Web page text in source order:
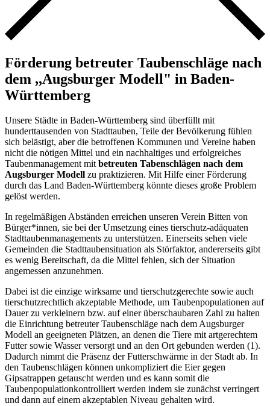
Förderung betreuter Taubenschläge nach
dem ,,Augsburger Modell" in Baden-
Württemberg
Unsere Städte in Baden-Württemberg sind überfüllt mit
hunderttausenden von Stadttauben, Teile der Bevölkerung fühlen
sich belästigt, aber die betroffenen Kommunen und Vereine haben
nicht die nötigen Mittel und ein nachhaltiges und erfolgreiches
Taubenmanagement mitbetreuten Tabenschlägen nach dem
Augsburger Modell zu praktizieren. Mit Hilfe einer Förderung
durch das Land Baden-Württemberg könnte dieses große Problem
gelöst werden.
In regelmäßigen Abständen erreichen unseren Verein Bitten von
Bürger*innen, sie bei der Umsetzung eines tierschutz-adäquaten
Stadttaubenmanagements zu unterstützen. Einerseits sehen viele
Gemeinden die Stadttaubensituation als Störfaktor, andererseits gibt
es wenig Bereitschaft, da die Mittel fehlen, sich der Situation
angemessen anzunehmen.
Dabei ist die einzige wirksame und tierschutzgerechte sowie auch
tierschutzrechtlich akzeptable Methode, um Taubenpopulationen auf
Dauer zu verkleinern bzw. auf einer überschaubaren Zahl zu halten
die Einrichtung betreuter Taubenschläge nach dem Augsburger
Modell an geeigneten Plätzen, an denen die Tiere mit artgerechtem
Futter sowie Wasser versorgt und an den Ort gebunden werden (1).
Dadurch nimmt die Präsenz der Futterschwärme in der Stadt ab. In
den Taubenschlägen können unkompliziert die Eier gegen
Gipsatrappen getauscht werden und es kann somit die
Taubenpopulationkontrolliert werden indem sie zunächst verringert
und dann auf einem akzeptablen Niveau gehalten wird.